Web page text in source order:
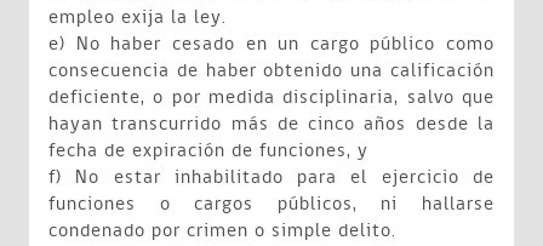
empleo exija la ley.
e) No haber cesado en un cargo público como
consecuencia de haber obtenido una calificación
deficiente, o por medida disciplinaria, salvo que
hayan transcurrido más de cinco años desde la
fecha de expiración de funciones, y
f) No estar inhabilitado para el ejercicio de
funciones o cargos públicos, ni hallarse
condenado por crimen o simple delito.